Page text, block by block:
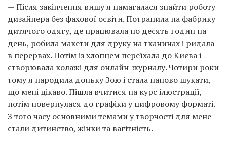
— Після закінчення вишу я намагалася знайти роботу
дизайнера без фахової освіти. Потрапила на фабрику
дитячого одягу, де працювала по десять годин на
день, робила макети для друку на тканинах і ридала
в перервах. Потім із хлопцем переїхала до Києва і
створювала колажі для онлайн-журналу. Чотири роки
тому я народила доньку Зою і стала наново шукати,
що мені цікаво. Пішла вчитися на курс ілюстрації,
потім повернулася до графіки у цифровому форматі.
З того часу основними темами у творчості для мене
стали дитинство, жінки та вагітність.